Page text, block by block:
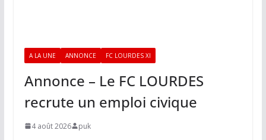
A LA UNE ANNONCE FC LOURDES XI
Annonce – Le FC LOURDES
recrute un emploi civique
4 août 2026 puk